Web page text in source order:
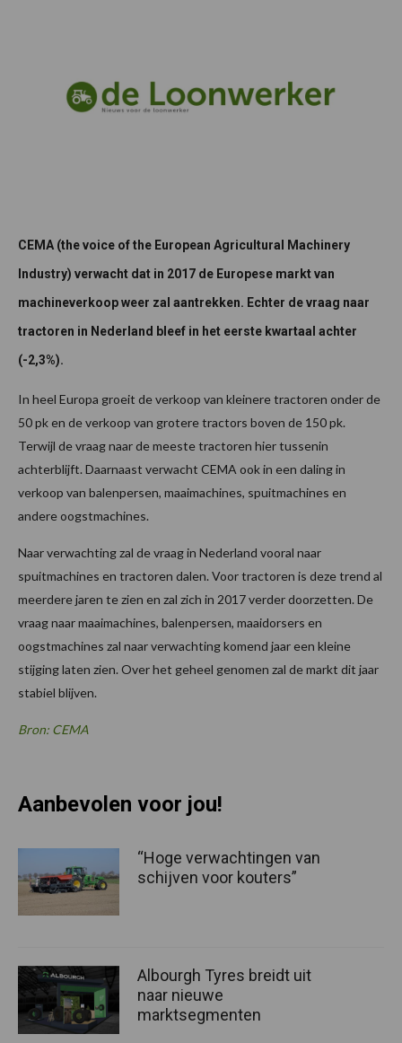
CEMA (the voice of the European Agricultural Machinery
Industry) verwacht dat in 2017 de Europese markt van
machineverkoop weer zal aantrekken. Echter de vraag naar
tractoren in Nederland bleef in het eerste kwartaal achter
(-2,3%).
In heel Europa groeit de verkoop van kleinere tractoren onder de
50 pk en de verkoop van grotere tractors boven de 150 pk.
Terwijl de vraag naar de meeste tractoren hier tussenin
achterblijft. Daarnaast verwacht CEMA ook in een daling in
verkoop van balenpersen, maaimachines, spuitmachines en
andere oogstmachines.
Naar verwachting zal de vraag in Nederland vooral naar
spuitmachines en tractoren dalen. Voor tractoren is deze trend al
meerdere jaren te zien en zal zich in 2017 verder doorzetten. De
vraag naar maaimachines, balenpersen, maaidorsers en
oogstmachines zal naar verwachting komend jaar een kleine
stijging laten zien. Over het geheel genomen zal de markt dit jaar
stabiel blijven.
Bron: CEMA
Aanbevolen voor jou!
“Hoge verwachtingen van
schijven voor kouters”
Albourgh Tyres breidt uit
naar nieuwe
marktsegmenten